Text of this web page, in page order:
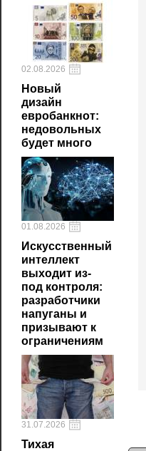
02.08.2026
Новый
дизайн
евробанкнот:
недовольных
будет много
01.08.2026
Искусственный
интеллект
выходит из-
под контроля:
разработчики
напуганы и
призывают к
ограничениям
31.07.2026
Тихая